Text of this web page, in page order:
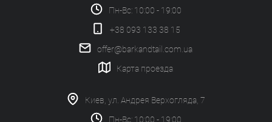
Пн-Вс: 10:00 - 19:00
+38 093 133 38 15
offer@barkandtail.com.ua
Карта проезда
Киев, ул. Андрея Верхогляда, 7
Пн-Вс: 10:00 - 19:00